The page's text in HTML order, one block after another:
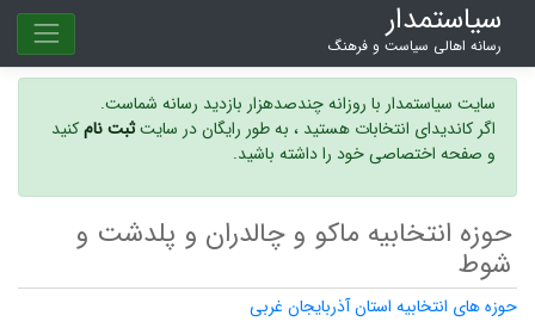
سیاستمدار
رسانه اهالی سیاست و فرهنگ
سایت سیاستمدار با روزانه چندصدهزار بازدید رسانه شماست.
اگر کاندیدای انتخابات هستید ، به طور رایگان در سایتثبت نامکنید
و صفحه اختصاصی خود را داشته باشید.
حوزه انتخابیه ماکو و چالدران و پلدشت و
شوط
حوزه های انتخابیه استان آذربایجان غربی